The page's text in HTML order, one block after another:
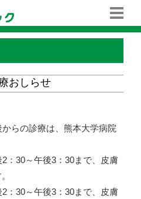
おしらせ
の診療は、熊本大学病院
～午後3：30まで、皮膚
～午後3：30まで、皮膚